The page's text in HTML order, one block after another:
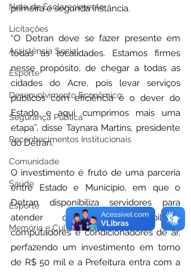
Nota de Esclarecimento
Licitações
Assistência Social
Esporte
Desenvolvimento Econômico
Segurança Pública
Reconhecimentos Institucionais
Comunidade
Saúde
Esporte
Memória e Cultura
primeira e segunda instância.
“O Detran deve se fazer presente em
todas as localidades. Estamos firmes
nesse propósito, de chegar a todas as
cidades do Acre, pois levar serviços
públicos com eficiência é o dever do
Estado e aqui cumprimos mais uma
etapa”, disse Taynara Martins, presidente
do Detran.
O investimento é fruto de uma parceria
entre Estado e Município, em que o
Detran disponibiliza servidores para
atender o público, mobiliário,
computadores e condicionadores de ar,
perfazendo um investimento em torno
de R$ 50 mil e a Prefeitura entra com a